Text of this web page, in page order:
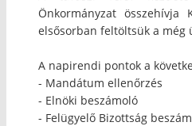
Önkormányzat összehívja
elsősorban feltöltsük a még
A napirendi pontok a
- Mandátum ellenőrzés
- Elnöki beszámoló
- Felügyelő Bizottság